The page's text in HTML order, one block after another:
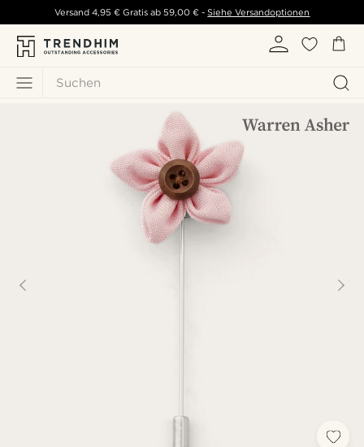
Suchen
Versand 4,95 € Gratis ab 59,00 € - Siehe Versandoptionen